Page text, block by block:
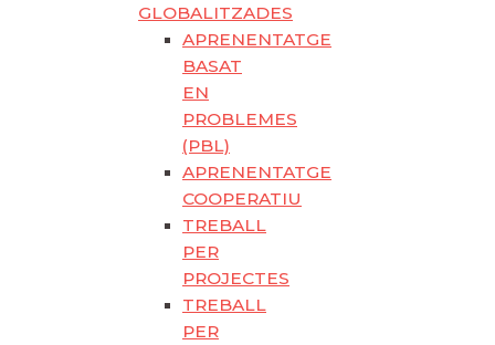
GLOBALITZADES
APRENENTATGE
BASAT
EN
PROBLEMES
(PBL)
APRENENTATGE
COOPERATIU
TREBALL
PER
PROJECTES
TREBALL
PER